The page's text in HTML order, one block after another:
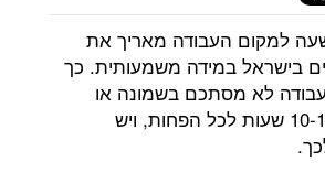
למקום העבודה מאריך את
בישראל במידה משמעותית. כך
עבודה לא מסתכם בשמונה או
תשע שעות אלא ב-10-11 שעות לכל הפחות, ויש